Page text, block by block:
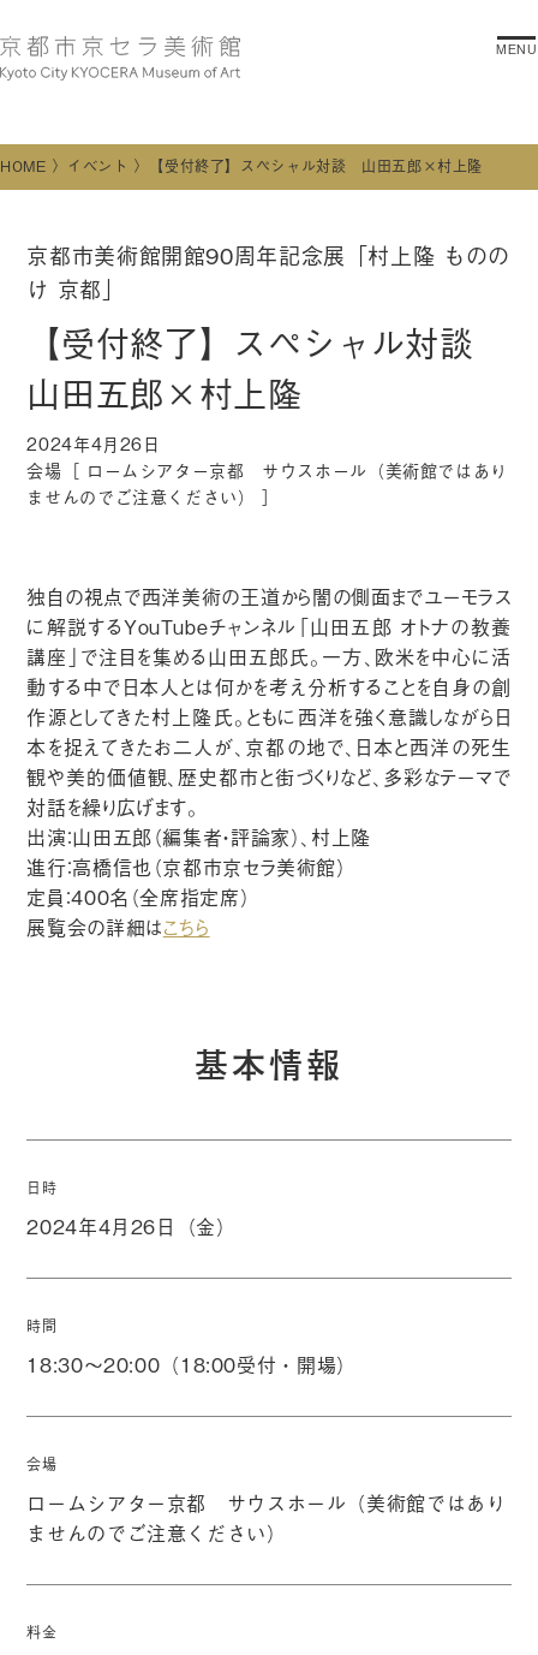
MENU
HOME イベント 【受付終了】スペシャル対談 山田五郎×村上隆
京都市美術館開館90周年記念展「村上隆 ものの
け 京都」
【受付終了】スペシャル対談
山田五郎×村上隆
2024年4月26日
会場［ ロームシアター京都 サウスホール（美術館ではあり
ませんのでご注意ください） ］
独自の視点で西洋美術の王道から闇の側面までユーモラス
に解説するYouTubeチャンネル「山田五郎 オトナの教養
講座」で注目を集める山田五郎氏。一方、欧米を中心に活
動する中で日本人とは何かを考え分析することを自身の創
作源としてきた村上隆氏。ともに西洋を強く意識しながら日
本を捉えてきたお二人が、京都の地で、日本と西洋の死生
観や美的価値観、歴史都市と街づくりなど、多彩なテーマで
対話を繰り広げます。
出演：山田五郎（編集者・評論家）、村上隆
進行：高橋信也（京都市京セラ美術館）
定員：400名（全席指定席）
展覧会の詳細はこちら
基本情報
日時
2024年4月26日（金）
時間
18:30～20:00（18:00受付・開場）
会場
ロームシアター京都 サウスホール（美術館ではあり
ませんのでご注意ください）
料金